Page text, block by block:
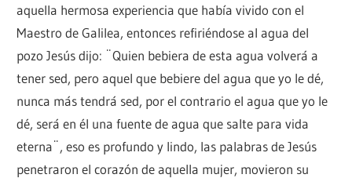
aquella hermosa experiencia que había vivido con el
Maestro de Galilea, entonces refiriéndose al agua del
pozo Jesús dijo: ¨Quien bebiera de esta agua volverá a
tener sed, pero aquel que bebiere del agua que yo le dé,
nunca más tendrá sed, por el contrario el agua que yo le
dé, será en él una fuente de agua que salte para vida
eterna¨, eso es profundo y lindo, las palabras de Jesús
penetraron el corazón de aquella mujer, movieron su